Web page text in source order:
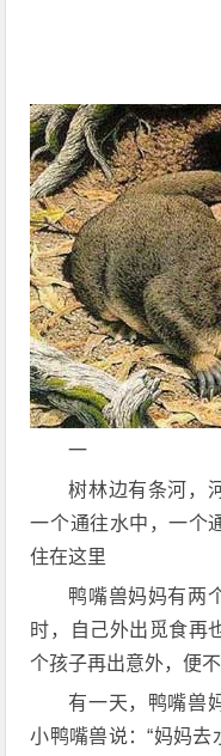
一
树林边有条河，
一个通往水中，一个
住在这里
鸭嘴兽妈妈有两
时，自己外出觅食再
个孩子再出意外，便
有一天，鸭嘴兽
小鸭嘴兽说：“妈妈去